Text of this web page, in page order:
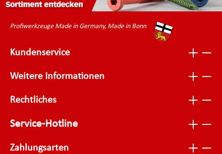
Profiwerkzeuge Made in Germany, Made in Bonn
Kundenservice
Weitere Informationen
Rechtliches
Service-Hotline
Zahlungsarten